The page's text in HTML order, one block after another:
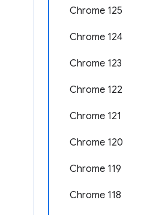
Chrome 125
Chrome 124
Chrome 123
Chrome 122
Chrome 121
Chrome 120
Chrome 119
Chrome 118